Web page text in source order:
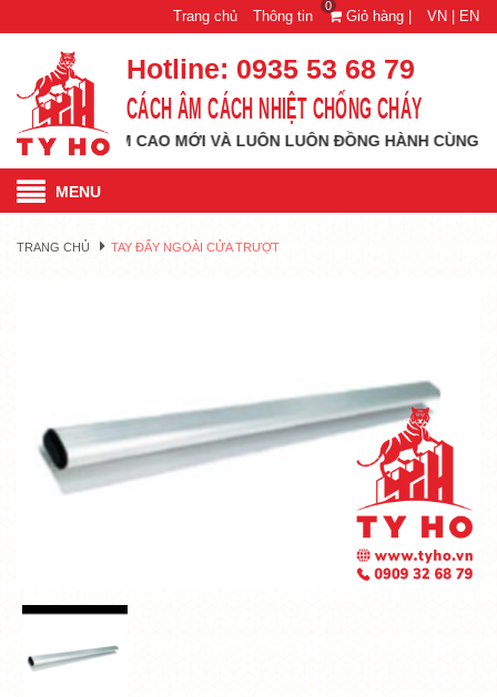
Trang chủ Thông tin
0
Giỏ hàng | VN | EN
Hotline: 0935 53 68 79
CÁCH ÂM CÁCH NHIỆT CHỐNG CHÁY
TỚI TẦM CAO MỚI VÀ LUÔN LUÔN ĐỒNG HÀNH CÙNG QUÝ
MENU
TRANG CHỦ TAY ĐẨY NGOÀI CỬA TRƯỢT